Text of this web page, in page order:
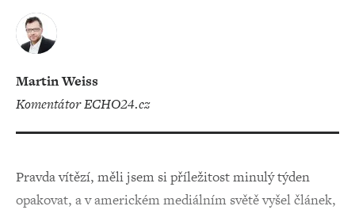
Martin Weiss
komentátor ECHO24.cz
Pravda vítězí, měli jsem si příležitost minulý týden
opakovat, a v americkém mediálním světě vyšel článek,